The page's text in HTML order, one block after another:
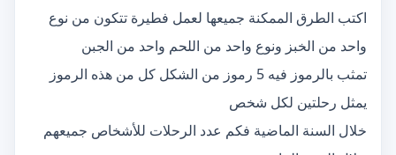
اكتب الطرق الممكنة جميعها لعمل فطيرة تتكون من نوع
واحد من الخبز ونوع واحد من اللحم واحد من الجبن
تمثب بالرموز فيه 5 رموز من الشكل كل من هذه الرموز
يمثل رحلتين لكل شخص
خلال السنة الماضية فكم عدد الرحلات للأشخاص جميعهم